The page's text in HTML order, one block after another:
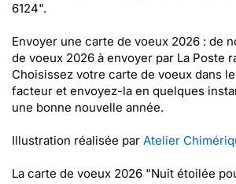
6124".
Envoyer une carte de voeux 2026 : de
de voeux 2026 à envoyer par La Poste
Choisissez votre carte de voeux dans
facteur et envoyez-la en quelques
une bonne nouvelle année.
Illustration réalisée par Atelier
La carte de voeux 2026 "Nuit étoilée